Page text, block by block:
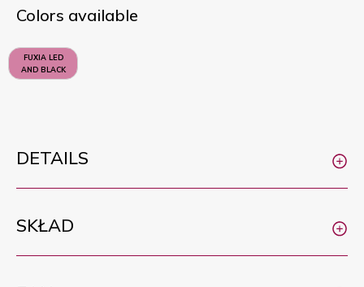
Colors available
FUXIA LED
AND BLACK
DETAILS
SKŁAD